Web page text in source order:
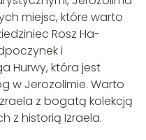
miejsc, które warto
Rosz Ha-
i
Hurwy, która jest
w Jerozolimie. Warto
z bogatą kolekcją
z historią Izraela.